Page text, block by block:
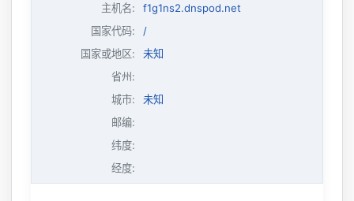
主机名:
f1g1ns2.dnspod.net
国家代码:
/
国家或地区:
未知
省州:
城市:
未知
邮编:
纬度:
经度: